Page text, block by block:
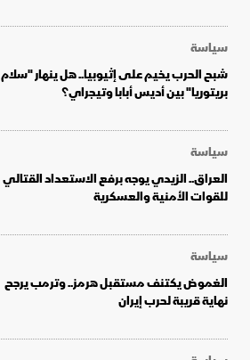
سياسة
شبح الحرب يخيم على إثيوبيا.. هل ينهار "سلام
بريتوريا" بين أديس أبابا وتيجراي؟
سياسة
العراق.. الزيدي يوجه برفع الاستعداد القتالي
للقوات الأمنية والعسكرية
سياسة
الغموض يكتنف مستقبل هرمز.. وترمب يرجح
نهاية قريبة لحرب إيران